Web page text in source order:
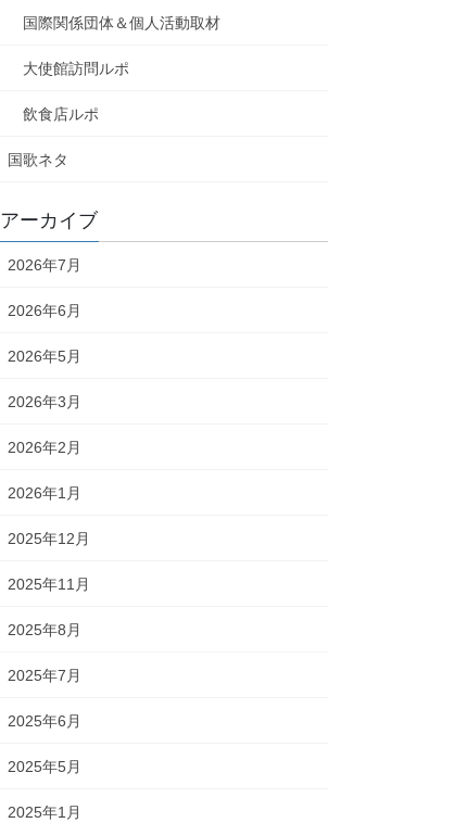
国際関係団体＆個人活動取材
大使館訪問ルポ
飲食店ルポ
国歌ネタ
アーカイブ
2026年7月
2026年6月
2026年5月
2026年3月
2026年2月
2026年1月
2025年12月
2025年11月
2025年8月
2025年7月
2025年6月
2025年5月
2025年1月